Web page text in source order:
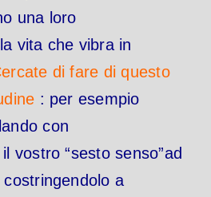
una loro
vita che vibra in
di fare di questo
: per esempio
con
vostro “sesto senso”ad
a